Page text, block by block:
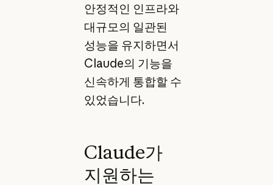
안정적인 인프라와
대규모의 일관된
성능을 유지하면서
Claude의 기능을
신속하게 통합할 수
있었습니다.
Claude가
지원하는